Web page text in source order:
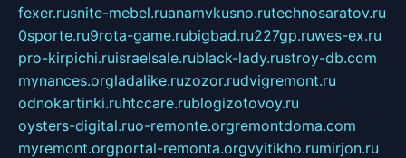
fexer.rusnite-mebel.ruanamvkusno.rutechnosaratov.ru
0sporte.ru9rota-game.rubigbad.ru227gp.ruwes-ex.ru
pro-kirpichi.ruisraelsale.rublack-lady.rustroy-db.com
mynances.orgladalike.ruzozor.rudvigremont.ru
odnokartinki.ruhtccare.rublogizotovoy.ru
oysters-digital.ruo-remonte.orgremontdoma.com
myremont.orgportal-remonta.orgvyitikho.rumirjon.ru